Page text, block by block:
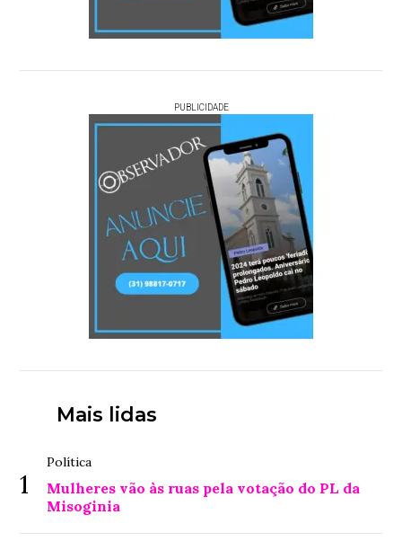
PUBLICIDADE
Mais lidas
1
Política
Mulheres vão às ruas pela votação do PL da
Misoginia